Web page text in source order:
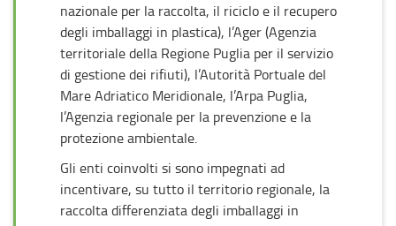
nazionale per la raccolta, il riciclo e il recupero
degli imballaggi in plastica), l’Ager (Agenzia
territoriale della Regione Puglia per il servizio
di gestione dei rifiuti), l’Autorità Portuale del
Mare Adriatico Meridionale, l’Arpa Puglia,
l’Agenzia regionale per la prevenzione e la
protezione ambientale.
Gli enti coinvolti si sono impegnati ad
incentivare, su tutto il territorio regionale, la
raccolta differenziata degli imballaggi in